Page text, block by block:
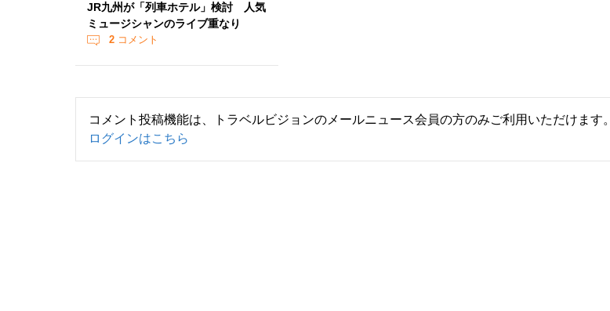
JR九州が「列車ホテル」検討 人気
ミュージシャンのライブ重なり
2 コメント
コメント投稿機能は、トラベルビジョンのメールニュース会員の方のみご利用いただけます。
ログインはこちら